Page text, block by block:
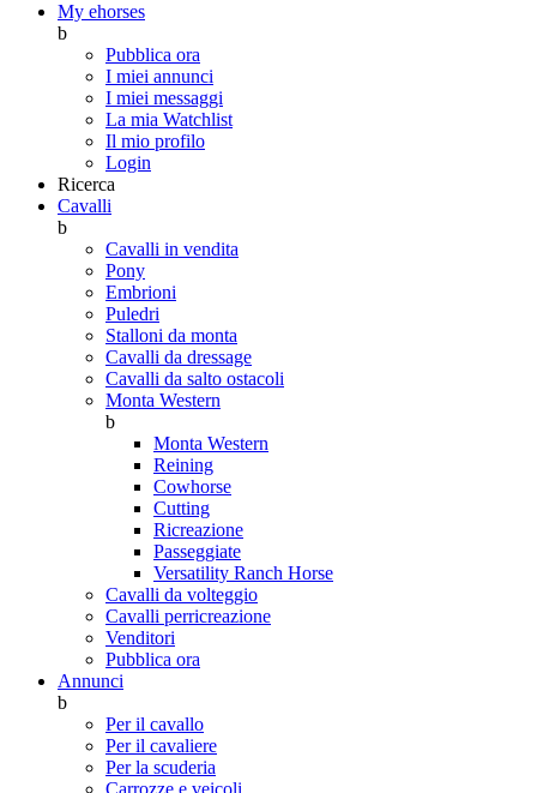
My ehorses
b
Pubblica ora
I miei annunci
I miei messaggi
La mia Watchlist
Il mio profilo
Login
Ricerca
Cavalli
b
Cavalli in vendita
Pony
Embrioni
Puledri
Stalloni da monta
Cavalli da dressage
Cavalli da salto ostacoli
Monta Western
b
Monta Western
Reining
Cowhorse
Cutting
Ricreazione
Passeggiate
Versatility Ranch Horse
Cavalli da volteggio
Cavalli perricreazione
Venditori
Pubblica ora
Annunci
b
Per il cavallo
Per il cavaliere
Per la scuderia
Carrozze e veicoli